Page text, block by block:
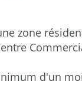
zone
d'un